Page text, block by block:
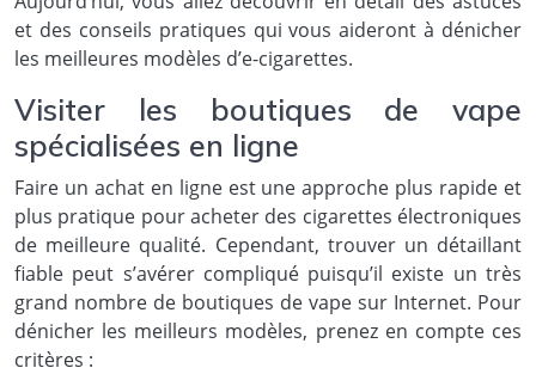
et des conseils pratiques qui vous aideront à dénicher
les meilleures modèles d’e-cigarettes.
Visiter les boutiques de vape
spécialisées en ligne
Faire un achat en ligne est une approche plus rapide et
plus pratique pour acheter des cigarettes électroniques
de meilleure qualité. Cependant, trouver un détaillant
fiable peut s’avérer compliqué puisqu’il existe un très
grand nombre de boutiques de vape sur Internet. Pour
dénicher les meilleurs modèles, prenez en compte ces
critères :